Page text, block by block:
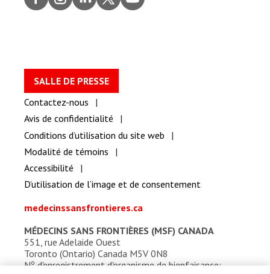
ook
gram dIn
er
be
SALLE DE PRESSE
Contactez-nous
Avis de confidentialité
Conditions d’utilisation du site web
Modalité de témoins
Accessibilité
D’utilisation de l’image et de consentement
medecinssansfrontieres.ca
MÉDECINS SANS FRONTIÈRES (MSF) CANADA
551, rue Adelaide Ouest
Toronto (Ontario) Canada M5V 0N8
Nod'enregistrement d'organisme de bienfaisance: